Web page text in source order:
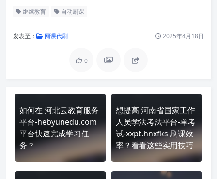
继续教育 自动刷课
发表至： 网课代刷 2025年4月18日
0
如何在 河北云教育服务
平台-hebyunedu.com
平台快速完成学习任
务？
想提高 河南省国家工作
人员学法考法平台-单考
试-xxpt.hnxfks 刷课效
率？看看这些实用技巧